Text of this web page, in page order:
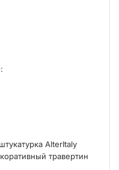
AlterItaly
травертин